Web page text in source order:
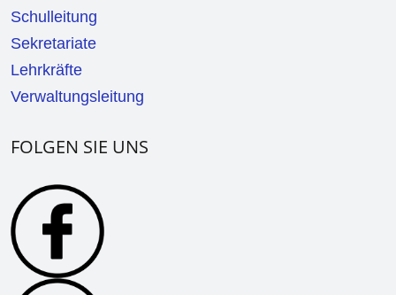
Schulleitung
Sekretariate
Lehrkräfte
Verwaltungsleitung
FOLGEN SIE UNS